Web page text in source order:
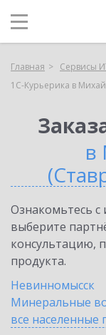
Главная Сервисы
1С-Курьерика в
в
Ознакомьтесь
выберите
консультацию,
продукта.
Невинномысск
Минеральные
все населенные